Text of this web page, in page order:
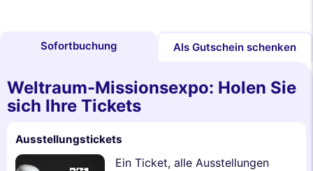
Sofortbuchung Als Gutschein schenken
Weltraum-Missionsexpo: Holen Sie
sich Ihre Tickets
Ausstellungstickets
Ein Ticket, alle Ausstellungen